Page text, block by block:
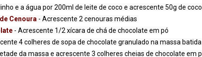
e a água por 200ml de leite de coco e acrescente 50g de coco
Cenoura